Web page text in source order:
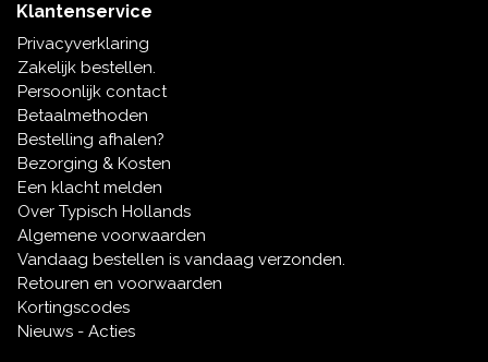
Klantenservice
Privacyverklaring
Zakelijk bestellen.
Persoonlijk contact
Betaalmethoden
Bestelling afhalen?
Bezorging & Kosten
Een klacht melden
Over Typisch Hollands
Algemene voorwaarden
Vandaag bestellen is vandaag verzonden.
Retouren en voorwaarden
Kortingscodes
Nieuws - Acties